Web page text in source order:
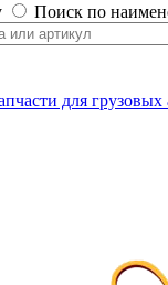
Поиск по
для